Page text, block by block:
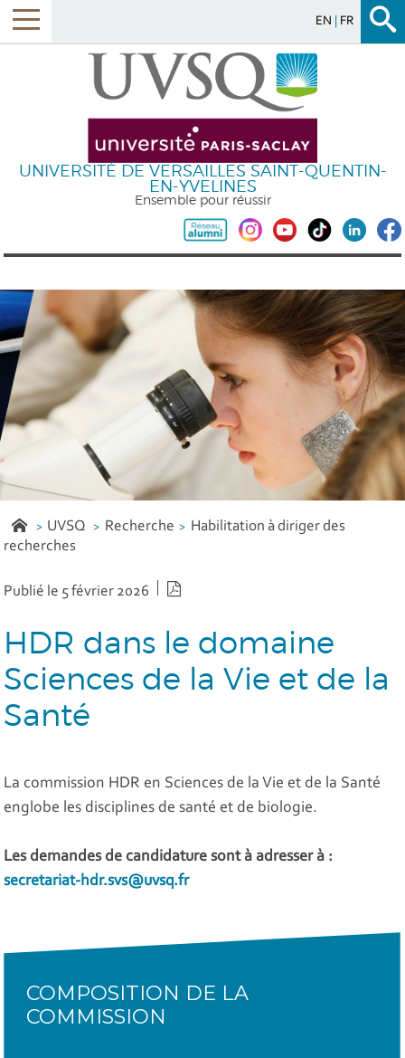
EN FR
UNIVERSITÉ DE VERSAILLES SAINT-QUENTIN-
EN-YVELINES
Ensemble pour réussir
UVSQ Recherche
Habilitation à diriger des
recherches
Publié le 5 février 2026
HDR dans le domaine
Sciences de la Vie et de la
Santé
La commission HDR en Sciences de la Vie et de la Santé
englobe les disciplines de santé et de biologie.
Les demandes de candidature sont à adresser à :
secretariat-hdr.svs@uvsq.fr
COMPOSITION DE LA
COMMISSION